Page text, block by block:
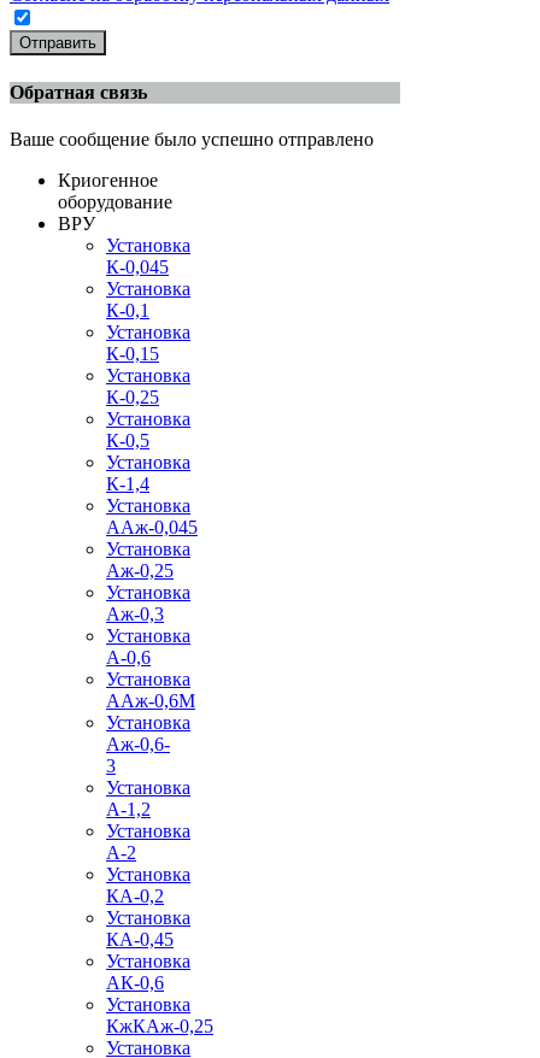
Отправить
Обратная связь
Ваше сообщение было успешно отправлено
Криогенное
оборудование
ВРУ
Установка
К-0,045
Установка
К-0,1
Установка
К-0,15
Установка
К-0,25
Установка
К-0,5
Установка
К-1,4
Установка
ААж-0,045
Установка
Аж-0,25
Установка
Аж-0,3
Установка
А-0,6
Установка
ААж-0,6М
Установка
Аж-0,6-
3
Установка
А-1,2
Установка
А-2
Установка
КА-0,2
Установка
КА-0,45
Установка
АК-0,6
Установка
КжКАж-0,25
Установка